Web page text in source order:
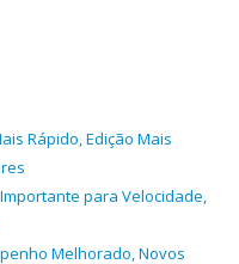
Rápido, Edição Mais
para Velocidade,
Melhorado, Novos